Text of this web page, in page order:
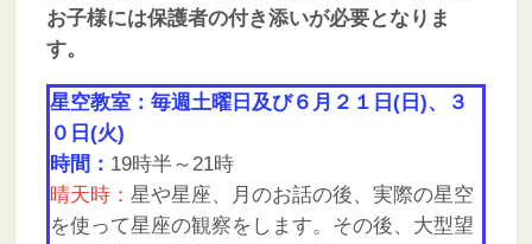
お子様には保護者の付き添いが必要となりま
す。
星空教室：毎週土曜日及び６月２１日(日)、３
０日(火)
時間： 19時半～21時
晴天時： 星や星座、月のお話の後、実際の星空
を使って星座の観察をします。その後、大型望